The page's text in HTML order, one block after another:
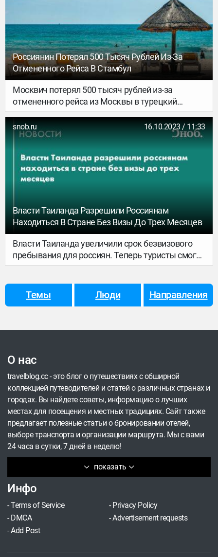
из лучших показателей по этому критерию у
Россиянин Потерял 500 Тысяч Рублей Из-За
Отмененного Рейса В Стамбул
Москвич потерял 500 тысяч рублей из-за
отмененного рейса из Москвы в турецкий
Стамбул авиакомпанией Turkish Airlines. Об этом
мужчина по имени Артур рассказал изданию
Msk1.ru.
snob.ru 16.10.2023 / 11:33
Власти Таиланда Разрешили Россиянам
Находиться В Стране Без Визы До Трех Месяцев
Власти Таиланда увеличили срок безвизового
пребывания для россиян. Теперь туристы смогут
находиться в стране без визы до 90 дней. Об
России со ссылкой на местные издания.
Темы Люди Направления
О нас
показать
travelblog.cc - это блог о путешествиях с обширной
коллекцией путеводителей и статей о различных странах и
городах. Вы найдете советы, информацию о лучших
местах для посещения и местных традициях. Сайт также
предлагает полезные статьи о бронировании отелей,
выборе транспорта и организации маршрута. Мы с вами
24 часа в сутки, 7 дней в неделю!
Инфо
-Terms of Service - Privacy Policy
- DMCA -Advertisement requests
-Add Post